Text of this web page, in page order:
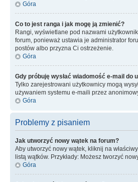
Góra
Co to jest ranga i jak mogę ją zmienić?
Rangi, wyświetlane pod nazwami
forum, ponieważ ustawia je administrator
postów albo przyzna Ci ostrzeżenie.
Góra
Gdy próbuję wysłać wiadomość e-mail do
Tylko zarejestrowani użytkownicy mogą
używaniem systemu e-maili przez
Góra
Problemy z pisaniem
Jak utworzyć nowy wątek na forum?
Aby utworzyć nowy wątek, kliknij na
listą wątków. Przykłady: Możesz tworzyć
Góra